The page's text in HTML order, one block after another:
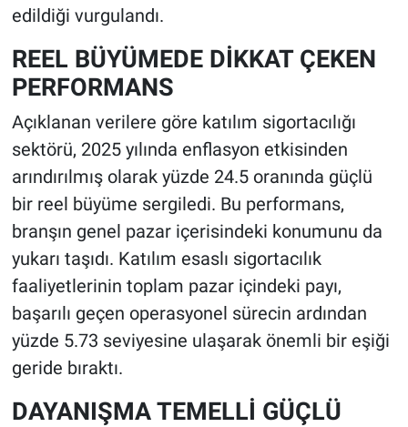
edildiği vurgulandı.
REEL BÜYÜMEDE DİKKAT ÇEKEN
PERFORMANS
Açıklanan verilere göre katılım sigortacılığı
sektörü, 2025 yılında enflasyon etkisinden
arındırılmış olarak yüzde 24.5 oranında güçlü
bir reel büyüme sergiledi. Bu performans,
branşın genel pazar içerisindeki konumunu da
yukarı taşıdı. Katılım esaslı sigortacılık
faaliyetlerinin toplam pazar içindeki payı,
başarılı geçen operasyonel sürecin ardından
yüzde 5.73 seviyesine ulaşarak önemli bir eşiği
geride bıraktı.
DAYANIŞMA TEMELLİ GÜÇLÜ